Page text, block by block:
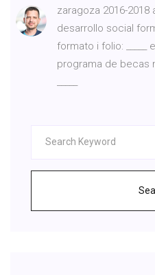
zaragoza 2016-2018
desarrollo social
formato i folio:
programa de becas